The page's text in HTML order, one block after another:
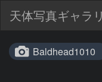
天体写真ギャラ
Baldhead1010